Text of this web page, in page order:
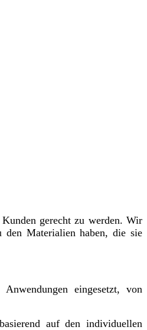
gerecht zu werden. Wir
den Materialien haben, die sie
eingesetzt, von
auf den individuellen